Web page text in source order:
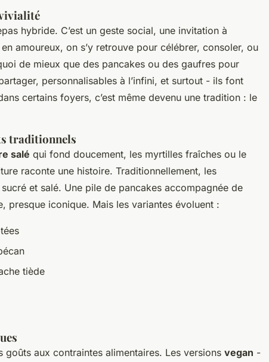
hybride. C’est un geste social, une invitation à
amoureux, on s’y retrouve pour célébrer, consoler, ou
de mieux que des pancakes ou des gaufres pour
personnalisables à l’infini, et surtout - ils font
certains foyers, c’est même devenu une tradition : le
traditionnels
salé qui fond doucement, les myrtilles fraîches ou le
raconte une histoire. Traditionnellement, les
et salé. Une pile de pancakes accompagnée de
presque iconique. Mais les variantes évoluent :
tiède
goûts aux contraintes alimentaires. Les versions vegan -